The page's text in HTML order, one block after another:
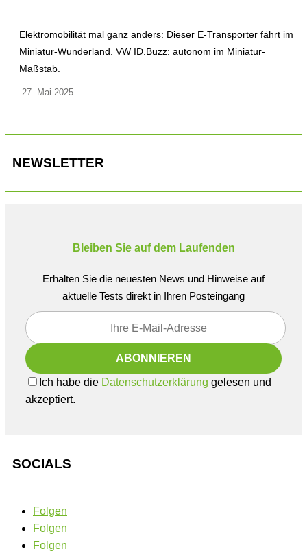
Elektromobilität mal ganz anders: Dieser E-Transporter fährt im
Miniatur-Wunderland. VW ID.Buzz: autonom im Miniatur-
Maßstab.
27. Mai 2025
NEWSLETTER
Bleiben Sie auf dem Laufenden
Erhalten Sie die neuesten News und Hinweise auf
aktuelle Tests direkt in Ihren Posteingang
Ich habe die Datenschutzerklärung gelesen und
akzeptiert.
SOCIALS
Folgen
Folgen
Folgen